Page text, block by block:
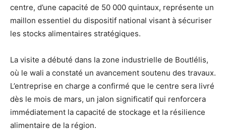
centre, d’une capacité de 50 000 quintaux, représente un
maillon essentiel du dispositif national visant à sécuriser
les stocks alimentaires stratégiques.
La visite a débuté dans la zone industrielle de Boutlélis,
où le wali a constaté un avancement soutenu des travaux.
L’entreprise en charge a confirmé que le centre sera livré
dès le mois de mars, un jalon significatif qui renforcera
immédiatement la capacité de stockage et la résilience
alimentaire de la région.